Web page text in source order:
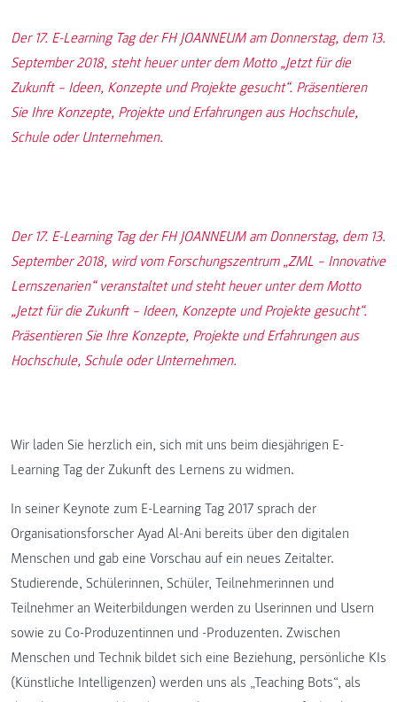
Der 17. E-Learning Tag der FH JOANNEUM am Donnerstag, dem 13.
September 2018, steht heuer unter dem Motto „Jetzt für die
Zukunft – Ideen, Konzepte und Projekte gesucht“. Präsentieren
Sie Ihre Konzepte, Projekte und Erfahrungen aus Hochschule,
Schule oder Unternehmen.
Der 17. E-Learning Tag der FH JOANNEUM am Donnerstag, dem 13.
September 2018, wird vom Forschungszentrum „ZML – Innovative
Lernszenarien“ veranstaltet und steht heuer unter dem Motto
„Jetzt für die Zukunft – Ideen, Konzepte und Projekte gesucht“.
Präsentieren Sie Ihre Konzepte, Projekte und Erfahrungen aus
Hochschule, Schule oder Unternehmen.
Wir laden Sie herzlich ein, sich mit uns beim diesjährigen E-
Learning Tag der Zukunft des Lernens zu widmen.
In seiner Keynote zum E-Learning Tag 2017 sprach der
Organisationsforscher Ayad Al-Ani bereits über den digitalen
Menschen und gab eine Vorschau auf ein neues Zeitalter.
Studierende, Schülerinnen, Schüler, Teilnehmerinnen und
Teilnehmer an Weiterbildungen werden zu Userinnen und Usern
sowie zu Co-Produzentinnen und -Produzenten. Zwischen
Menschen und Technik bildet sich eine Beziehung, persönliche KIs
(Künstliche Intelligenzen) werden uns als „Teaching Bots“, als